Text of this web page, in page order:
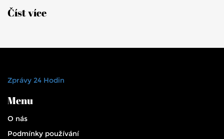
Číst více
Zprávy 24 Hodin
Menu
O nás
Podmínky používání